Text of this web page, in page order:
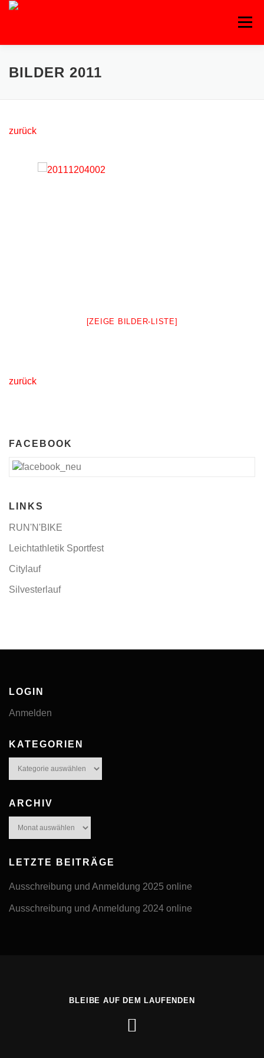
Zum
Menü
BILDER 2011
zurück
[ZEIGE BILDER-LISTE]
zurück
FACEBOOK
LINKS
RUN'N'BIKE
Leichtathletik Sportfest
Citylauf
Silvesterlauf
LOGIN
Anmelden
KATEGORIEN
ARCHIV
LETZTE BEITRÄGE
Ausschreibung und Anmeldung 2025 online
Ausschreibung und Anmeldung 2024 online
BLEIBE AUF DEM LAUFENDEN